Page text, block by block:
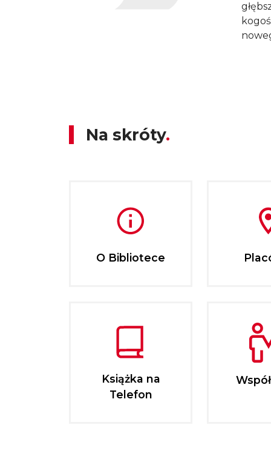
Na skróty
O Bibliotece
Książka na
Telefon